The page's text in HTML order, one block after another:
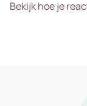
Bekijk hoe je